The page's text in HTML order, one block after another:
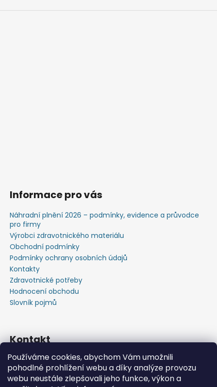
Používáme cookies, abychom Vám umožnili
pohodlné prohlížení webu a díky analýze provozu
webu neustále zlepšovali jeho funkce, výkon a
Informace pro vás
Náhradní plnění 2026 – podmínky, evidence a průvodce
pro firmy
Výrobci zdravotnického materiálu
Obchodní podmínky
Podmínky ochrany osobních údajů
Kontakty
Zdravotnické potřeby
Hodnocení obchodu
Slovník pojmů
Kontakt
+420603583759 ,+420734720049
https://www.facebook.com/profile.php?id=615793934
37445